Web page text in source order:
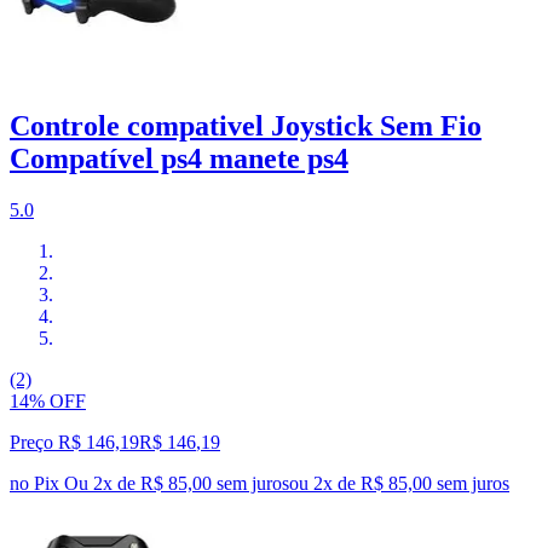
Controle compativel Joystick Sem Fio
Compatível ps4 manete ps4
5.0
(2)
14% OFF
Preço R$ 146,19R$ 146,19
no Pix Ou 2x de R$ 85,00 sem jurosou 2x de R$ 85,00 sem juros